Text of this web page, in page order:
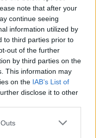
note that after your
continue seeing
information utilized by
to third parties prior to
out of the further
by third parties on the
This information may
on the IAB’s List of
disclose it to other
one or more Google
könyvjelzők
ba kerül. Próbálja
FT-ÉRT
a Rubicon
kattintson ide: